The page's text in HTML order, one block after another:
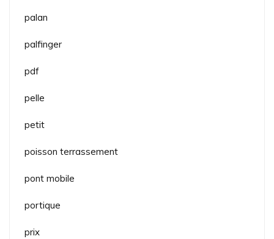
palan
palfinger
pdf
pelle
petit
poisson terrassement
pont mobile
portique
prix